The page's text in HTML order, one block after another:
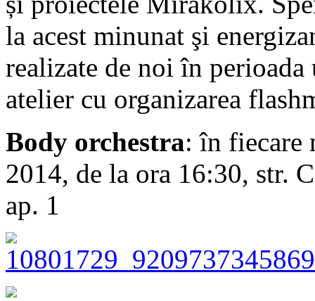
la acest minunat şi
realizate de noi în
atelier cu organizarea
Body orchestra: în fiecare
2014, de la ora 16:30, str.
ap. 1